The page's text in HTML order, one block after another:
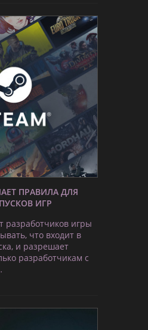
ПРАВИЛА ДЛЯ
ИГР
разработчиков игры
что входит в
и разрешает
разработчикам с